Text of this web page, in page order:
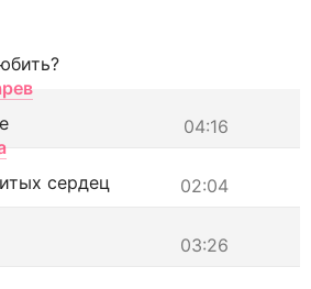
04:16
02:04
сердец
03:26